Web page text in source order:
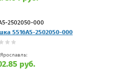
2502050-000
5516А5-2502050-000
руб.